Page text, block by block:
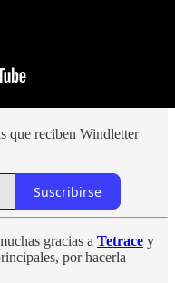
que reciben Windletter
Suscribirse
gracias a Tetrace y
por hacerla